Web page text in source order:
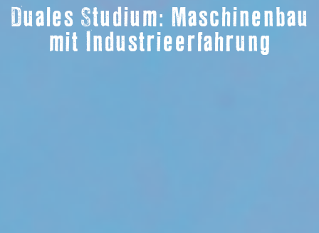
Duales Studium: Maschinenbau
mit Industrieerfahrung